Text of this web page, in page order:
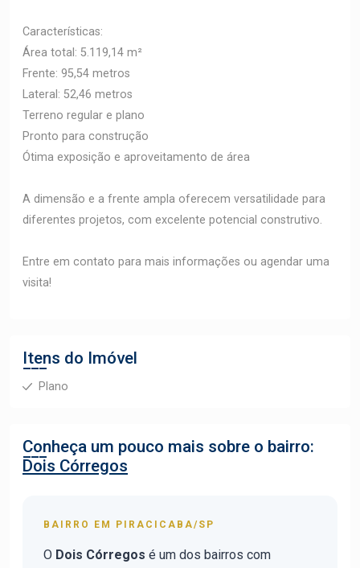
Características:
Área total: 5.119,14 m²
Frente: 95,54 metros
Lateral: 52,46 metros
Terreno regular e plano
Pronto para construção
Ótima exposição e aproveitamento de área
A dimensão e a frente ampla oferecem versatilidade para
diferentes projetos, com excelente potencial construtivo.
Entre em contato para mais informações ou agendar uma
visita!
Itens do Imóvel
Plano
Conheça um pouco mais sobre o bairro:
Dois Córregos
BAIRRO EM PIRACICABA/SP
O Dois Córregos é um dos bairros com